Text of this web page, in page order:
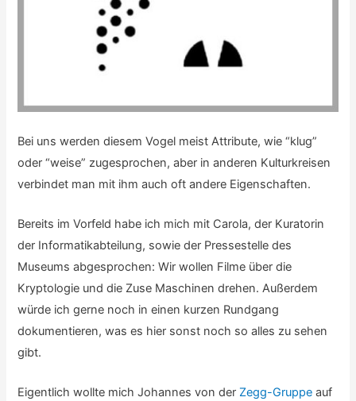
Bei uns werden diesem Vogel meist Attribute, wie “klug”
oder “weise” zugesprochen, aber in anderen Kulturkreisen
verbindet man mit ihm auch oft andere Eigenschaften.
Bereits im Vorfeld habe ich mich mit Carola, der Kuratorin
der Informatikabteilung, sowie der Pressestelle des
Museums abgesprochen: Wir wollen Filme über die
Kryptologie und die Zuse Maschinen drehen. Außerdem
würde ich gerne noch in einen kurzen Rundgang
dokumentieren, was es hier sonst noch so alles zu sehen
gibt.
Eigentlich wollte mich Johannes von der Zegg-Gruppe auf